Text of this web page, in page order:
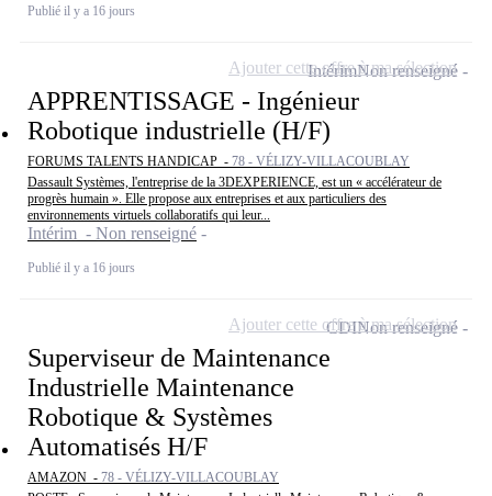
Publié il y a 16 jours
APPRENTISSAGE - Ingénieur
Robotique industrielle (H/F)
FORUMS TALENTS HANDICAP - 78 - VÉLIZY-VILLACOUBLAY
Dassault Systèmes, l'entreprise de la 3DEXPERIENCE, est un « accélérateur de
progrès humain ». Elle propose aux entreprises et aux particuliers des
environnements virtuels collaboratifs qui leur...
Intérim - Non renseigné
Publié il y a 16 jours
IntérimNon renseigné
Ajouter cette offre à ma sélection
Superviseur de Maintenance
Industrielle Maintenance
Robotique & Systèmes
Automatisés H/F
AMAZON - 78 - VÉLIZY-VILLACOUBLAY
CDINon renseigné
Ajouter cette offre à ma sélection